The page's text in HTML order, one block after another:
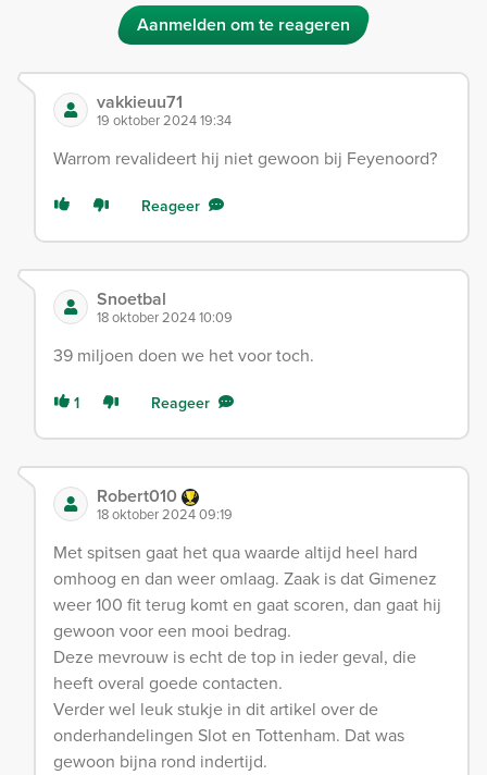
Aanmelden om te reageren
vakkieuu71
19 oktober 2024 19:34
Warrom revalideert hij niet gewoon bij Feyenoord?
Reageer
Snoetbal
18 oktober 2024 10:09
39 miljoen doen we het voor toch.
1 Reageer
Robert010
18 oktober 2024 09:19
Met spitsen gaat het qua waarde altijd heel hard
omhoog en dan weer omlaag. Zaak is dat Gimenez
weer 100 fit terug komt en gaat scoren, dan gaat hij
gewoon voor een mooi bedrag.
Deze mevrouw is echt de top in ieder geval, die
heeft overal goede contacten.
Verder wel leuk stukje in dit artikel over de
onderhandelingen Slot en Tottenham. Dat was
gewoon bijna rond indertijd.